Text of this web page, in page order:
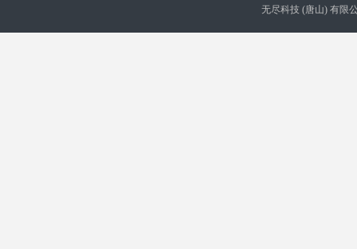
无尽科技 (唐山) 有限